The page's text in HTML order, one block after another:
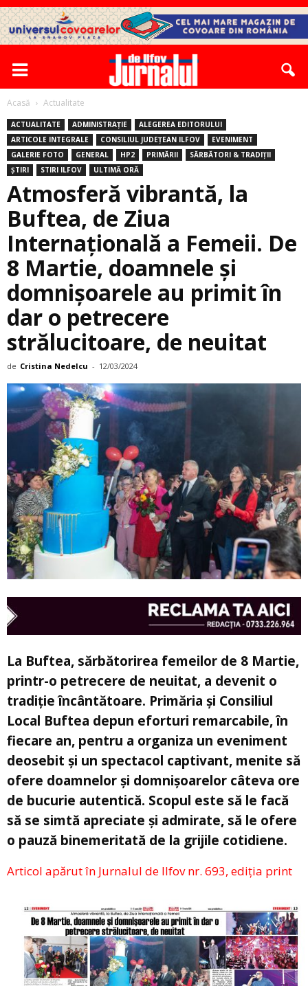
Acasă Actualitate
ACTUALITATE ADMINISTRAȚIE
ALEGEREA EDITORULUI
ARTICOLE INTEGRALE
CONSILIUL JUDEȚEAN ILFOV
EVENIMENT
GALERIE FOTO
GENERAL HP2 PRIMĂRII
SĂRBĂTORI & TRADIȚII
ȘTIRI
STIRI ILFOV ULTIMĂ ORĂ
Atmosferă vibrantă, la
Buftea, de Ziua
Internațională a Femeii. De
8 Martie, doamnele şi
domnişoarele au primit în
dar o petrecere
strălucitoare, de neuitat
de Cristina Nedelcu - 12/03/2024
La Buftea, sărbătorirea femeilor de 8 Martie,
printr-o petrecere de neuitat, a devenit o
tradiție încântătoare. Primăria și Consiliul
Local Buftea depun eforturi remarcabile, în
fiecare an, pentru a organiza un eveniment
deosebit și un spectacol captivant, menite să
ofere doamnelor și domnișoarelor câteva ore
de bucurie autentică. Scopul este să le facă
să se simtă apreciate și admirate, să le ofere
o pauză binemeritată de la grijile cotidiene.
Articol apărut în Jurnalul de Ilfov nr. 693, ediția print